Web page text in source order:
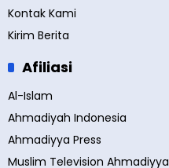
Kontak Kami
Kirim Berita
Afiliasi
Al-Islam
Ahmadiyah Indonesia
Ahmadiyya Press
Muslim Television Ahmadiyya